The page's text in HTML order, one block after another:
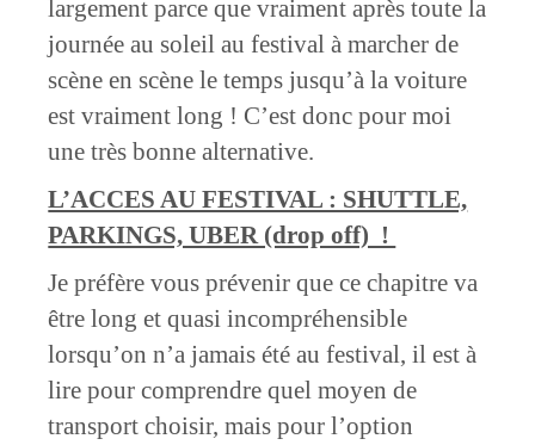
largement parce que vraiment après toute la
journée au soleil au festival à marcher de
scène en scène le temps jusqu’à la voiture
est vraiment long ! C’est donc pour moi
une très bonne alternative.
L’ACCES AU FESTIVAL : SHUTTLE,
PARKINGS, UBER (drop off) !
Je préfère vous prévenir que ce chapitre va
être long et quasi incompréhensible
lorsqu’on n’a jamais été au festival, il est à
lire pour comprendre quel moyen de
transport choisir, mais pour l’option